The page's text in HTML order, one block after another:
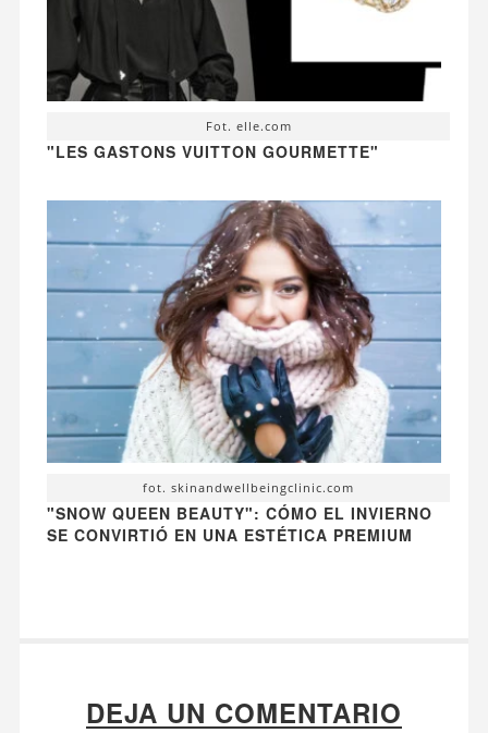
Fot. elle.com
"LES GASTONS VUITTON GOURMETTE"
fot. skinandwellbeingclinic.com
"SNOW QUEEN BEAUTY": CÓMO EL INVIERNO
SE CONVIRTIÓ EN UNA ESTÉTICA PREMIUM
DEJA UN COMENTARIO